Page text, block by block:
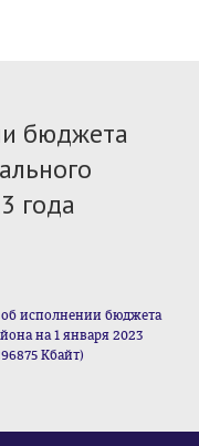
бюджета
года
исполнении бюджета
на 1 января 2023
Кбайт)